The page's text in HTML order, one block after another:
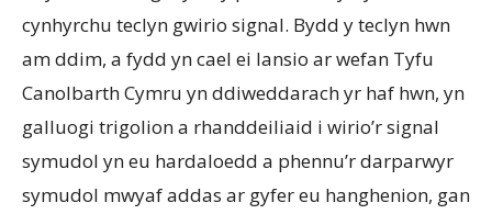
cynhyrchu teclyn gwirio signal. Bydd y teclyn hwn
am ddim, a fydd yn cael ei lansio ar wefan Tyfu
Canolbarth Cymru yn ddiweddarach yr haf hwn, yn
galluogi trigolion a rhanddeiliaid i wirio’r signal
symudol yn eu hardaloedd a phennu’r darparwyr
symudol mwyaf addas ar gyfer eu hanghenion, gan